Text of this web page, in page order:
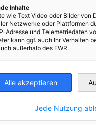
možnosť urobiť
Inhalte
wie Text Video oder Bilder von
Netzwerke oder Plattformen
Adresse und Telemetriedaten
kann ggf. auch Ihr Verhalten
außerhalb des EWR.
Alle akzeptieren
Jede Nutzung